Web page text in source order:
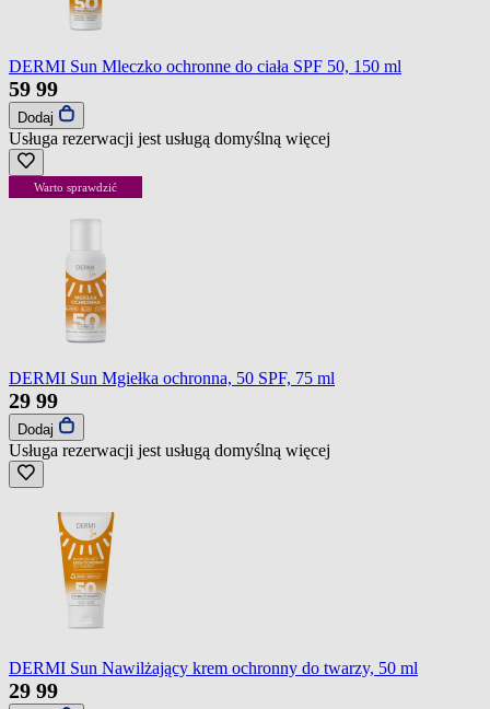
DERMI Sun Mleczko ochronne do ciała SPF 50, 150 ml
59 99
Dodaj
Usługa rezerwacji jest usługą domyślną więcej
Warto sprawdzić
DERMI Sun Mgiełka ochronna, 50 SPF, 75 ml
29 99
Dodaj
Usługa rezerwacji jest usługą domyślną więcej
DERMI Sun Nawilżający krem ochronny do twarzy, 50 ml
29 99